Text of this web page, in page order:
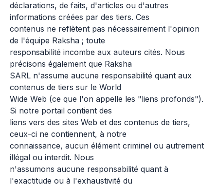
déclarations, de faits, d'articles ou d'autres
informations créées par des tiers. Ces
contenus ne reflètent pas nécessairement l'opinion
de l'équipe Raksha ; toute
responsabilité incombe aux auteurs cités. Nous
précisons également que Raksha
SARL n'assume aucune responsabilité quant aux
contenus de tiers sur le World
Wide Web (ce que l'on appelle les "liens profonds").
Si notre portail contient des
liens vers des sites Web et des contenus de tiers,
ceux-ci ne contiennent, à notre
connaissance, aucun élément criminel ou autrement
illégal ou interdit. Nous
n'assumons aucune responsabilité quant à
l'exactitude ou à l'exhaustivité du